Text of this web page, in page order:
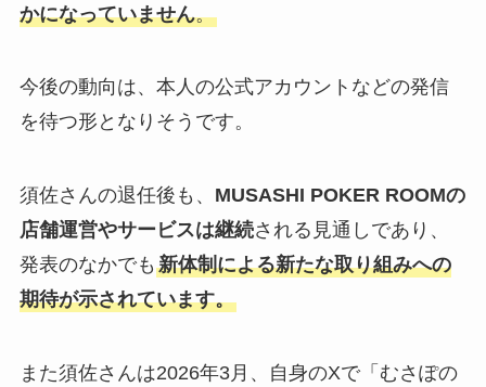
かになっていません。
今後の動向は、本人の公式アカウントなどの発信
を待つ形となりそうです。
須佐さんの退任後も、 MUSASHI POKER ROOMの
店舗運営やサービスは継続される見通しであり、
発表のなかでも 新体制による新たな取り組みへの
期待が示されています。
また須佐さんは2026年3月、自身のXで「むさぽの